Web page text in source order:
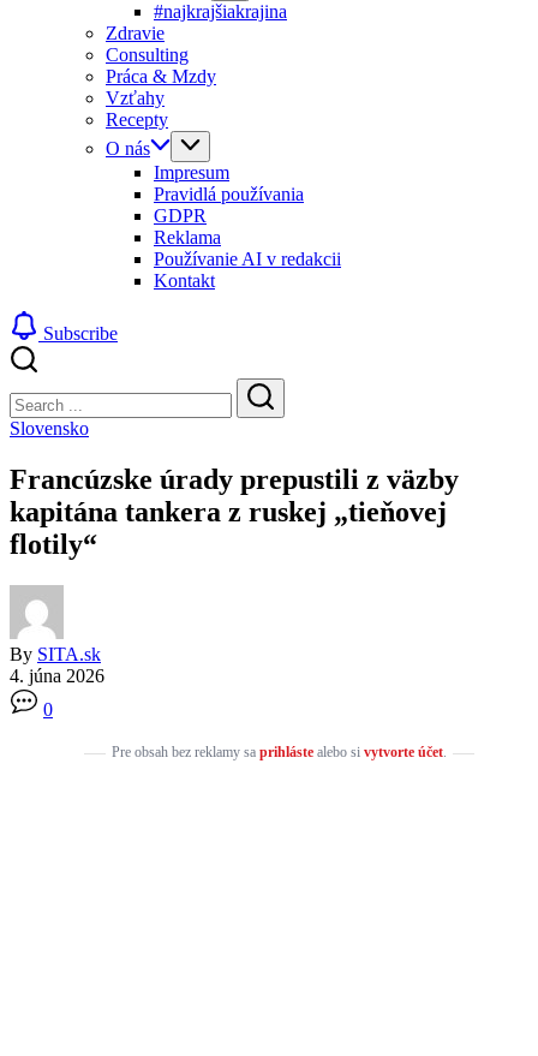
#najkrajšiakrajina
Zdravie
Consulting
Práca & Mzdy
Vzťahy
Recepty
O nás
Impresum
Pravidlá používania
GDPR
Reklama
Používanie AI v redakcii
Kontakt
Subscribe
Search
Search
Slovensko
Francúzske úrady prepustili z väzby
kapitána tankera z ruskej „tieňovej
flotily“
By SITA.sk
4. júna 2026
0
Pre obsah bez reklamy sa prihlástealebo si vytvorte účet.